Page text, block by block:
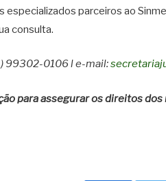
especializados parceiros ao
consulta.
99302-0106 l e-mail:
para assegurar os direitos dos